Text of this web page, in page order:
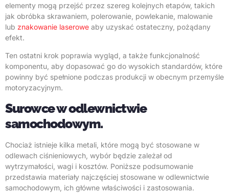
elementy mogą przejść przez szereg kolejnych etapów, takich
jak obróbka skrawaniem, polerowanie, powlekanie, malowanie
lub znakowanie laserowe aby uzyskać ostateczny, pożądany
efekt.
Ten ostatni krok poprawia wygląd, a także funkcjonalność
komponentu, aby dopasować go do wysokich standardów, które
powinny być spełnione podczas produkcji w obecnym przemyśle
motoryzacyjnym.
Surowce w odlewnictwie
samochodowym.
Chociaż istnieje kilka metali, które mogą być stosowane w
odlewach ciśnieniowych, wybór będzie zależał od
wytrzymałości, wagi i kosztów. Poniższe podsumowanie
przedstawia materiały najczęściej stosowane w odlewnictwie
samochodowym, ich główne właściwości i zastosowania.